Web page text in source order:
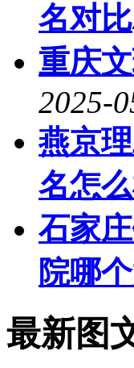
名对比
重庆
2025-
燕京
名怎
石家
院哪
最新图